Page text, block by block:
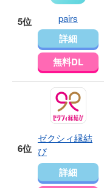
5位 pairs
詳細
無料DL
6位
ゼクシィ縁結
び
詳細